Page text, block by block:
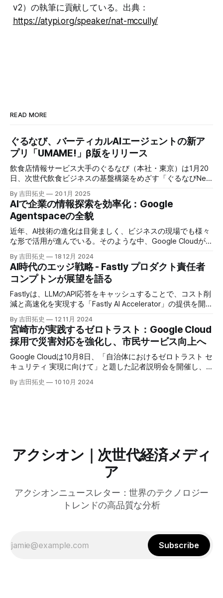
v2）の執筆に貢献している。出典：
https://atypi.org/speaker/nat-mccully/
READ MORE
ぐるなび、バーティカルAIエージェントの新ア
プリ「UMAME!」β版をリリース
飲食店情報サービス大手のぐるなび（本社・東京）は1月20
日、次世代飲食ビジネスの基盤構築をめざす「ぐるなびNext
プロジェクト」の初成果として、新たな飲食店探索アプリ
「UMAME!（うまみー！）」のβ版を公開した。
By 吉田拓史 20 1月 2025
AIで企業の情報探索を効率化：Google
Agentspaceの全貌
近年、AI技術の進化は目覚ましく、ビジネスの現場でも様々
な形で活用が進んでいる。そのような中、Google Cloudが新
たに発表したGoogle Agentspaceは、いま注目を集めるAIエ
ージェントがエンタープライズITを大きく変革する予兆と言
えるだろう。
By 吉田拓史 18 12月 2024
AI時代のエッジ戦略 - Fastly プロダクト責任者
コンプトンが展望を語る
Fastlyは、LLMのAPI応答をキャッシュすることで、コスト削
減と高速化を実現する「Fastly AI Accelerator」の提供を開始
した。キップ・コンプトン最高プロダクト責任者（CPO）
は、類似した質問への応答を再利用し、効率的な処理を可能
にすると説明した。さらに、コンプトンは、エッジコンピュ
ーティングの利点を活かしたパーソナライズや、エッジにお
けるGPUの経済性、セキュリティへの取り組みなど、Fastly
のAI戦略について語った。
By 吉田拓史 12 11月 2024
宮崎市が実践するゼロトラスト：Google Cloud
採用で災害対応を強化し、市民サービス向上へ
Google Cloudは10月8日、「自治体におけるゼロトラスト セ
キュリティ 実現に向けて」と題した記者説明会を開催し、
自治体向けにゼロトラストセキュリティ導入を支援するプロ
グラムを発表した。宮崎市の事例では、Google Workspace
By 吉田拓史 10 10月 2024
アクシオン｜次世代経済メディ
ア
アクシオンニュースレター：世界のテクノロジー
トレンドの高品質な分析
Subscribe